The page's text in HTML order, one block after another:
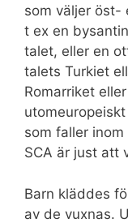
som väljer öst-
t ex en
talet, eller en
talets Turkiet
Romarriket
som faller
SCA är just att
Barn kläddes
av de vuxnas.